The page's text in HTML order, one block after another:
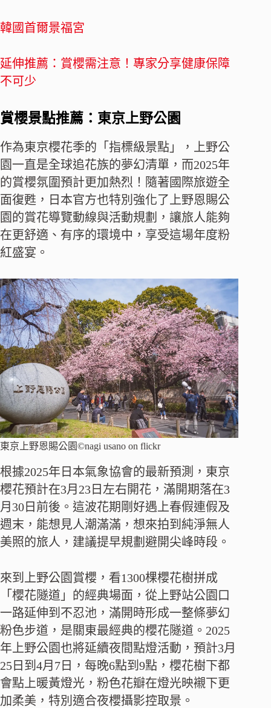
韓國首爾景福宮
延伸推薦：賞櫻需注意！專家分享健康保障
不可少
賞櫻景點推薦：東京上野公園
作為東京櫻花季的「指標級景點」，上野公
園一直是全球追花族的夢幻清單，而2025年
的賞櫻氛圍預計更加熱烈！隨著國際旅遊全
面復甦，日本官方也特別強化了上野恩賜公
園的賞花導覽動線與活動規劃，讓旅人能夠
在更舒適、有序的環境中，享受這場年度粉
紅盛宴。
東京上野恩賜公園©nagi usano on flickr
根據2025年日本氣象協會的最新預測，東京
櫻花預計在3月23日左右開花，滿開期落在3
月30日前後。這波花期剛好遇上春假連假及
週末，能想見人潮滿滿，想來拍到純淨無人
美照的旅人，建議提早規劃避開尖峰時段。
來到上野公園賞櫻，看1300棵櫻花樹拼成
「櫻花隧道」的經典場面，從上野站公園口
一路延伸到不忍池，滿開時形成一整條夢幻
粉色步道，是關東最經典的櫻花隧道。2025
年上野公園也將延續夜間點燈活動，預計3月
25日到4月7日，每晚6點到9點，櫻花樹下都
會點上暖黃燈光，粉色花瓣在燈光映襯下更
加柔美，特別適合夜櫻攝影控取景。